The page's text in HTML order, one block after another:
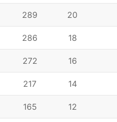
289 20
286 18
272 16
217 14
165 12